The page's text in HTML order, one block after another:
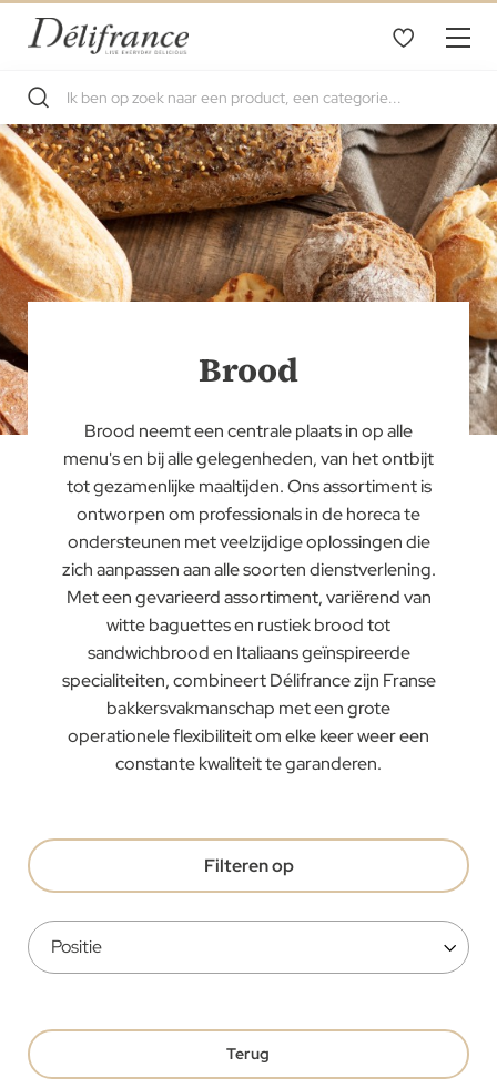
Brood
Brood neemt een centrale plaats in op alle
menu's en bij alle gelegenheden, van het ontbijt
tot gezamenlijke maaltijden. Ons assortiment is
ontworpen om professionals in de horeca te
ondersteunen met veelzijdige oplossingen die
zich aanpassen aan alle soorten dienstverlening.
Met een gevarieerd assortiment, variërend van
witte baguettes en rustiek brood tot
sandwichbrood en Italiaans geïnspireerde
specialiteiten, combineert Délifrance zijn Franse
bakkersvakmanschap met een grote
operationele flexibiliteit om elke keer weer een
constante kwaliteit te garanderen.
Terug
Filteren op